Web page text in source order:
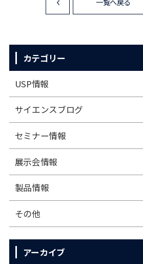
カテゴリー
USP情報
サイエンスブログ
セミナー情報
展⽰会情報
製品情報
その他
アーカイブ